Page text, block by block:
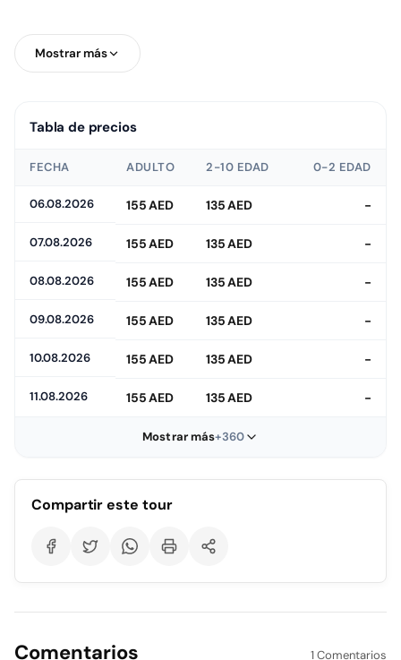
Mostrar más
Tabla de precios
FECHA ADULTO 2-10 EDAD 0-2 EDAD
06.08.2026 155 AED 135 AED -
07.08.2026 155 AED 135 AED -
08.08.2026 155 AED 135 AED -
09.08.2026 155 AED 135 AED -
10.08.2026 155 AED 135 AED -
11.08.2026 155 AED 135 AED -
Mostrar más+360
Compartir este tour
Comentarios 1 Comentarios